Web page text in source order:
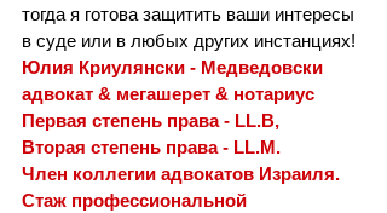
тогда я готова защитить ваши интересы
в суде или в любых других инстанциях!
Юлия Криулянски - Медведовски
адвокат & мегашерет & нотариус
Первая степень права - LL.B,
Вторая степень права - LL.M.
Член коллегии адвокатов Израиля.
Стаж профессиональной